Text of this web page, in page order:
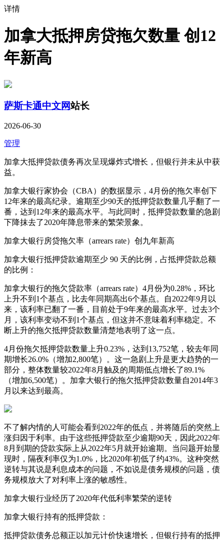
详情
加拿大抵押房贷拖欠数量 创12
年新高
萨斯卡通中文网站长
2026-06-30
管理
加拿大抵押贷款债务再次呈现爆炸式增长，但银行并未从中获
益。
加拿大银行家协会（CBA）的数据显示，4月份的拖欠率创下
12年来的最高纪录。逾期至少90天的抵押贷款数量几乎翻了一
番，达到12年来的最高水平。与此同时，抵押贷款数量的急剧
下降抹去了2020年降息带来的繁荣景象。
加拿大银行房贷拖欠率（arrears rate）创九年新高
加拿大银行抵押贷款逾期至少 90 天的比例，占抵押贷款总额
的比例：
加拿大银行的拖欠贷款率（arrears rate）4月份为0.28%，环比
上升不到1个基点，比去年同期高出6个基点。自2022年9月以
来，该利率已翻了一番，目前处于9年来的最高水平。过去3个
月，该利率变动不到1个基点，但这并不意味着利率稳定。不
断上升的拖欠抵押贷款数量清楚地表明了这一点。
4月份拖欠抵押贷款数量上升0.23%，达到13,752笔，较去年同
期增长26.0%（增加2,800笔）。这一急剧上升是更大趋势的一
部分，整体数量较2022年8月触及的周期低点增长了89.1%
（增加6,500笔）。加拿大银行的拖欠抵押贷款数量自2014年3
月以来达到最高。
不了解内情的人可能会看到2022年的低点，并将随后的突然上
涨归因于利率。由于这些抵押贷款至少逾期90天，因此2022年
8月到期的贷款实际上从2022年5月就开始逾期。当问题开始显
现时，隔夜利率仅为1.0%，比2020年初低了约43%。这种突然
逆转与其说是利息成本的问题，不如说是债务规模的问题，债
务规模放大了对利率上涨的敏感性。
加拿大银行业经历了2020年代低利率繁荣的逆转
加拿大银行持有的抵押贷款：
抵押贷款债务总额正以加元计价快速增长，但银行持有的抵押